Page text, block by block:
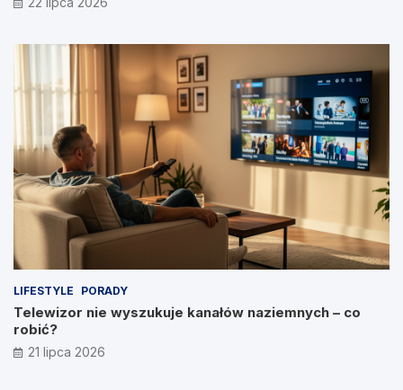
LIFESTYLE PORADY
Telewizor nie wyszukuje kanałów naziemnych – co
robić?
21 lipca 2026